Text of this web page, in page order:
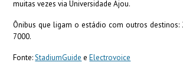
muitas vezes via Universidade Ajou.
Ônibus que ligam o estádio com outros destinos:
7000.
Fonte:StadiumGuide eElectrovoice